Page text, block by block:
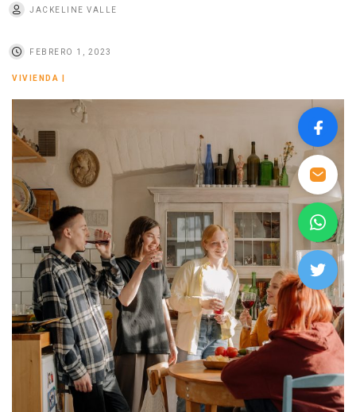
JACKELINE VALLE
FEBRERO 1, 2023
VIVIENDA